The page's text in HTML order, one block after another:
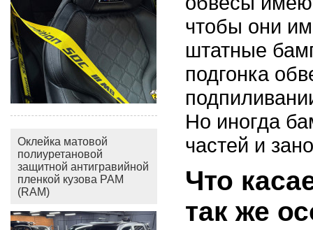
Оклейка матовой
полиуретановой
защитной антигравийной
пленкой кузова РАМ
(RAM)
чтобы они
штатные
подгонка
Но иногда
частей и
Что
так же